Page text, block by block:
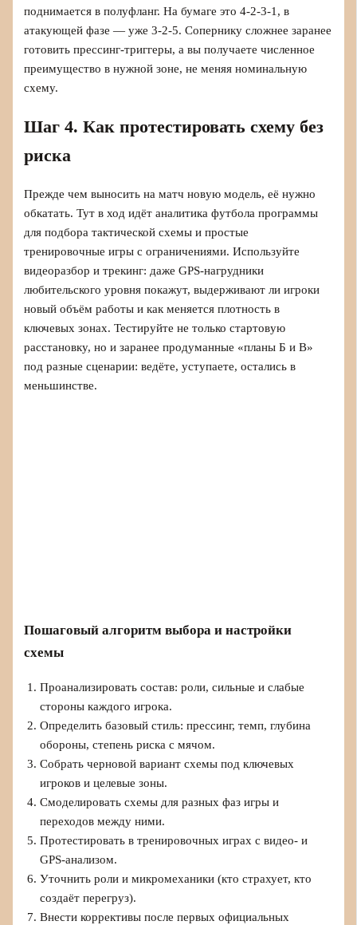
поднимается в полуфланг. На бумаге это 4‑2‑3‑1, в
атакующей фазе — уже 3‑2‑5. Сопернику сложнее заранее
готовить прессинг-триггеры, а вы получаете численное
преимущество в нужной зоне, не меняя номинальную
схему.
Шаг 4. Как протестировать схему без
риска
Прежде чем выносить на матч новую модель, её нужно
обкатать. Тут в ход идёт аналитика футбола программы
для подбора тактической схемы и простые
тренировочные игры с ограничениями. Используйте
видеоразбор и трекинг: даже GPS-нагрудники
любительского уровня покажут, выдерживают ли игроки
новый объём работы и как меняется плотность в
ключевых зонах. Тестируйте не только стартовую
расстановку, но и заранее продуманные «планы Б и В»
под разные сценарии: ведёте, уступаете, остались в
меньшинстве.
Пошаговый алгоритм выбора и настройки
схемы
Проанализировать состав: роли, сильные и слабые
стороны каждого игрока.
Определить базовый стиль: прессинг, темп, глубина
обороны, степень риска с мячом.
Собрать черновой вариант схемы под ключевых
игроков и целевые зоны.
Смоделировать схемы для разных фаз игры и
переходов между ними.
Протестировать в тренировочных играх с видео- и
GPS-анализом.
Уточнить роли и микромеханики (кто страхует, кто
создаёт перегруз).
Внести коррективы после первых официальных